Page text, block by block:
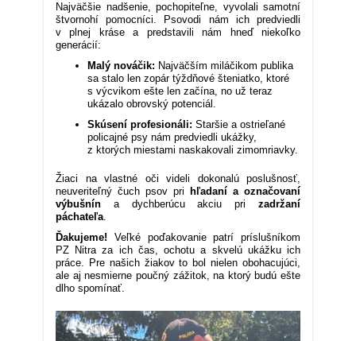
Najväčšie nadšenie, pochopiteľne, vyvolali samotní
štvornohí pomocníci. Psovodi nám ich predviedli
v plnej kráse a predstavili nám hneď niekoľko
generácií:
Malý nováčik: Najväčším miláčikom publika
sa stalo len zopár týždňové šteniatko, ktoré
s výcvikom ešte len začína, no už teraz
ukázalo obrovský potenciál.
Skúsení profesionáli: Staršie a ostrieľané
policajné psy nám predviedli ukážky,
z ktorých miestami naskakovali zimomriavky.
Žiaci na vlastné oči videli dokonalú poslušnosť,
neuveriteľný čuch psov pri
hľadaní a označovaní
výbušnín a dychberúcu akciu pri zadržaní
páchateľa.
Ďakujeme! Veľké poďakovanie patrí príslušníkom
PZ Nitra za ich čas, ochotu a skvelú ukážku ich
práce. Pre našich žiakov to bol nielen obohacujúci,
ale aj nesmierne poučný zážitok, na ktorý budú ešte
dlho spomínať.